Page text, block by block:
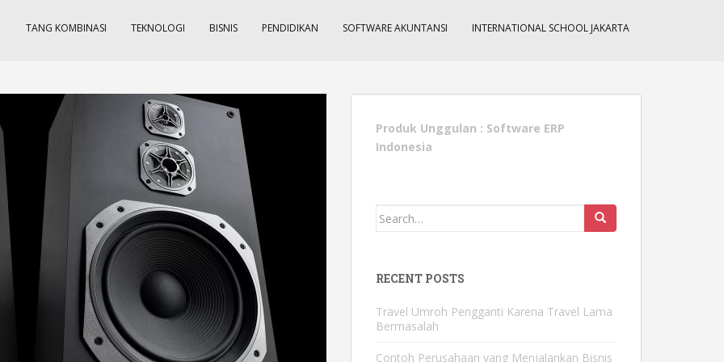
TANG KOMBINASI TEKNOLOGI BISNIS PENDIDIKAN SOFTWARE AKUNTANSI INTERNATIONAL SCHOOL JAKARTA
Produk Unggulan : Software ERP
Indonesia
Search
RECENT POSTS
Travel Umroh Pengganti Karena Travel Lama
Bermasalah
Contoh Perusahaan yang Menjalankan Bisnis